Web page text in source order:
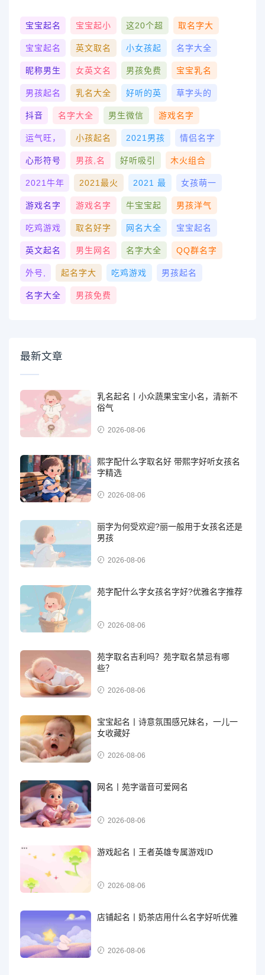
宝宝起名 宝宝起小 这20个超 取名字大
宝宝起名 英文取名 小女孩起 名字大全
昵称男生 女英文名 男孩免费 宝宝乳名
男孩起名 乳名大全 好听的英 草字头的
抖音 名字大全 男生微信 游戏名字
运气旺， 小孩起名 2021男孩 情侣名字
心形符号 男孩,名 好听吸引 木火组合
2021牛年 2021最火 2021 最 女孩萌一
游戏名字 游戏名字 牛宝宝起 男孩洋气
吃鸡游戏 取名好字 网名大全 宝宝起名
英文起名 男生网名 名字大全 QQ群名字
外号, 起名字大 吃鸡游戏 男孩起名
名字大全 男孩免费
最新文章
乳名起名丨小众蔬果宝宝小名，清新不
俗气
2026-08-06
熙字配什么字取名好 带熙字好听女孩名
字精选
2026-08-06
丽字为何受欢迎?丽一般用于女孩名还是
男孩
2026-08-06
苑字配什么字女孩名字好?优雅名字推荐
2026-08-06
苑字取名吉利吗？苑字取名禁忌有哪
些？
2026-08-06
宝宝起名丨诗意氛围感兄妹名，一儿一
女收藏好
2026-08-06
网名丨苑字谐音可爱网名
2026-08-06
游戏起名丨王者英雄专属游戏ID
2026-08-06
店铺起名丨奶茶店用什么名字好听优雅
2026-08-06